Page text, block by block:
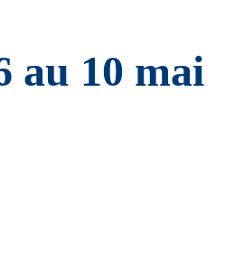
au 10 mai